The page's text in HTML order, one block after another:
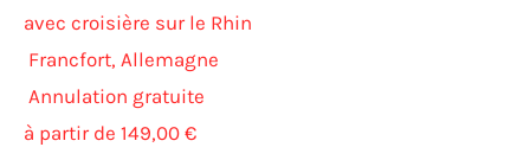
avec croisière sur le Rhin
Francfort, Allemagne
Annulation gratuite
à partir de 149,00 €